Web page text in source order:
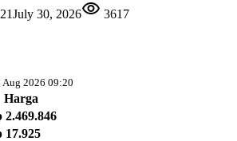
July 30, 2026 3617
Aug 2026 09:20
Harga
2.469.846
17.925